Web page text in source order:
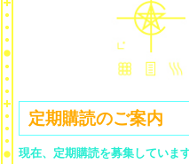
定期購読のご案内
現在、定期購読を募集していま